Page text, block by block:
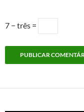
7 − três =